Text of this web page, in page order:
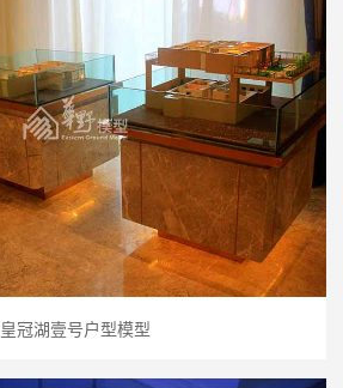
皇冠湖壹号户型模型